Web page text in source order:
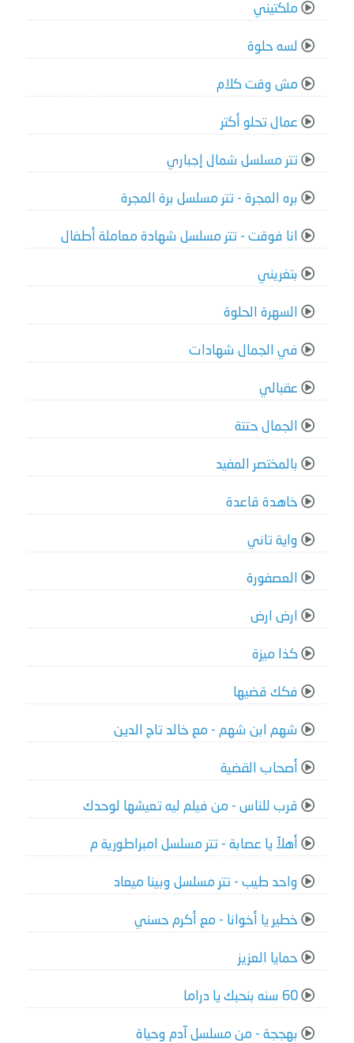
ملكتيني
لسه حلوة
مش وقت كلام
عمال تحلو أكتر
تتر مسلسل شمال إجباري
بره المجرة - تتر مسلسل برة المجرة
انا فوقت - تتر مسلسل شهادة معاملة أطفال
بتغريني
السهرة الحلوة
في الجمال شهادات
عقبالي
الجمال حتتة
بالمختصر المفيد
خاهدة قاعدة
واية تاني
العصفورة
ارض ارض
كذا ميزة
فكك قضيها
شهم ابن شهم - مع خالد تاج الدين
أصحاب القضية
قرب للناس - من فيلم ليه تعيشها لوحدك
أهلاً يا عصابة - تتر مسلسل امبراطورية م
واحد طيب - تتر مسلسل وبينا ميعاد
خطير يا أخوانا - مع أكرم حسني
حمايا العزيز
60 سنه بنحبك يا دراما
بهججة - من مسلسل آدم وحياة